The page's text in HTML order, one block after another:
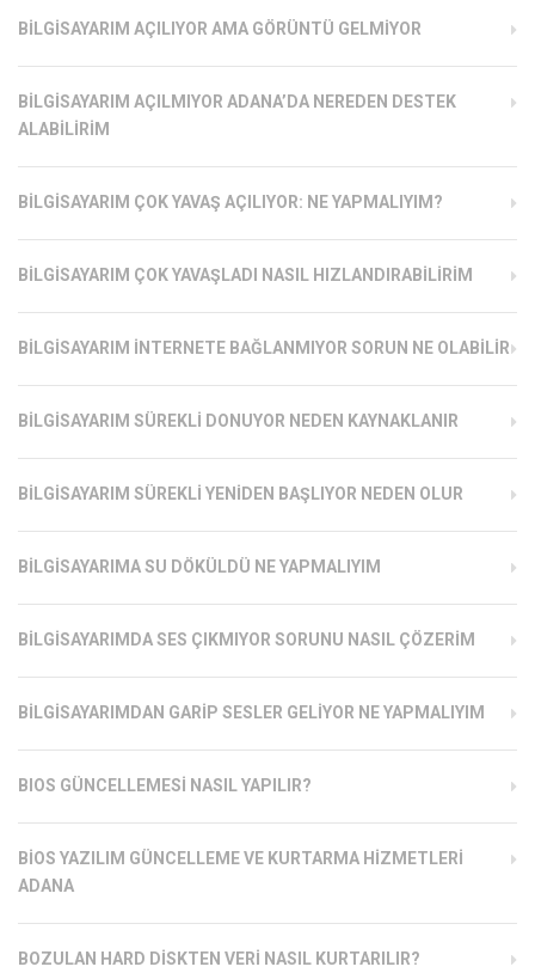
BILGISAYARIM AÇILIYOR AMA GÖRÜNTÜ GELMIYOR
BILGISAYARIM AÇILMIYOR ADANA’DA NEREDEN DESTEK
ALABILIRIM
BILGISAYARIM ÇOK YAVAŞ AÇILIYOR: NE YAPMALIYIM?
BILGISAYARIM ÇOK YAVAŞLADI NASIL HIZLANDIRABILIRIM
BILGISAYARIM İNTERNETE BAĞLANMIYOR SORUN NE OLABILIR
BILGISAYARIM SÜREKLI DONUYOR NEDEN KAYNAKLANIR
BILGISAYARIM SÜREKLI YENIDEN BAŞLIYOR NEDEN OLUR
BILGISAYARIMA SU DÖKÜLDÜ NE YAPMALIYIM
BILGISAYARIMDA SES ÇIKMIYOR SORUNU NASIL ÇÖZERIM
BILGISAYARIMDAN GARIP SESLER GELIYOR NE YAPMALIYIM
BIOS GÜNCELLEMESI NASIL YAPILIR?
BIOS YAZILIM GÜNCELLEME VE KURTARMA HIZMETLERI
ADANA
BOZULAN HARD DISKTEN VERI NASIL KURTARILIR?